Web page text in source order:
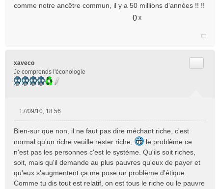
e
comme notre ancêtre commun, il y a 50 millions d'années !! !!
0 x
xaveco
Je comprends l'éconologie
s
s
a
g
e
17/09/10, 18:56
Bien-sur que non, il ne faut pas dire méchant riche, c'est
normal qu'un riche veuille rester riche,
le problème ce
n'est pas les personnes c'est le système. Qu'ils soit riches,
soit, mais qu'il demande au plus pauvres qu'eux de payer et
qu'eux s'augmentent ça me pose un problème d'étique.
Comme tu dis tout est relatif, on est tous le riche ou le pauvre